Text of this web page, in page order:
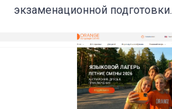
экзаменационной подготовки.